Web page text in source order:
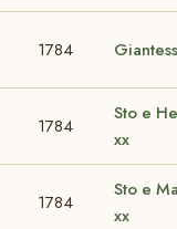
1784
1784
Sto e
xx
1784
Sto e
xx